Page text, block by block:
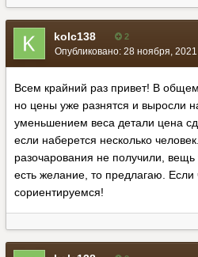
kolc138 2
Опубликовано: 28 ноября, 2021
Всем крайний раз привет! В
но цены уже разнятся и выросли
уменьшением веса детали цена
если наберется несколько
разочарования не получили,
есть желание, то предлагаю.
сориентируемся!